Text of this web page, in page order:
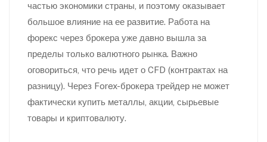
частью экономики страны, и поэтому оказывает
большое влияние на ее развитие. Работа на
форекс через брокера уже давно вышла за
пределы только валютного рынка. Важно
оговориться, что речь идет о CFD (контрактах на
разницу). Через Forex-брокера трейдер не может
фактически купить металлы, акции, сырьевые
товары и криптовалюту.